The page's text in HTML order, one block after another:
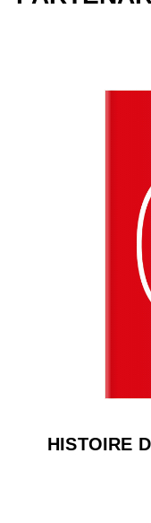
HISTOIRE